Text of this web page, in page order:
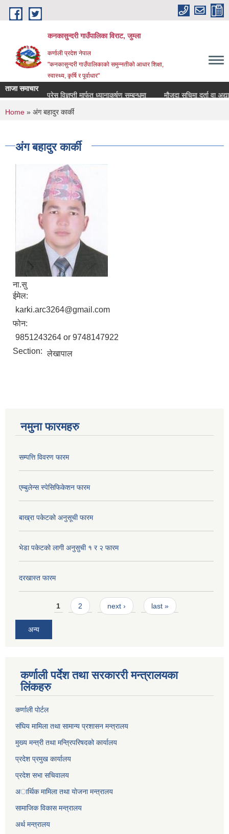
Skip to main content
कनकासुन्दरी गाउँपालिका विराट, जुम्ला
कर्णाली प्रदेश नेपाल
"कनकासुन्दरी गाउँपालिकाको समुन्नतीको आधार शिक्षा,
स्वास्थ्य, कृर्षि र पूर्वाधार"
ताजा समाचार
प्रेस विज्ञप्ती मार्फत ध्यानाकर्षण सम्बन्धमा
मौजुदा सुचिमा दर्ता वा
You are here
Home » अ‌ंग बहादुर कार्की
अ‌ंग बहादुर कार्की
ना.सु
ईमेल:
karki.arc3264@gmail.com
फोन:
9851243264 or 9748147922
Section: लेखापाल
नमुना फारमहरु
सम्पत्ति विवरण फारम
एम्बुलेन्स स्पेसिफिकेशन फारम
बाख्रा पकेटको अनुसूची फारम
भेडा पकेटको लागी अनुसुची १ र २ फारम
दरखास्त फारम
Pages1 2 next › last »
अन्य
कर्णाली पर्देश तथा सरकाररी मन्त्रालयका
लिंकहरु
कर्णाली पाेर्टल
संघिय मामिला तथा सामान्य प्रशासन मन्त्रालय
मुख्य मन्त्री तथा मन्त्रिपरिषदको कार्यालय
प्रदेश प्रमुख कार्यालय
प्रदेश सभा सचिवालय
अार्थिक मामिला तथा याेजना मन्त्रालय
सामाजिक विकास मन्त्रालय
अर्थ मन्त्रालय